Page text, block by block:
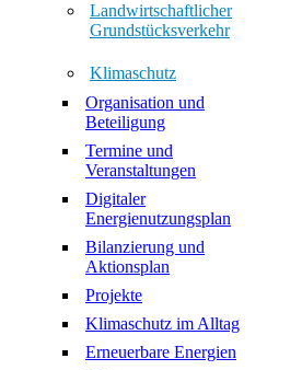
Landwirtschaftlicher
Grundstücksverkehr
Klimaschutz
Organisation und
Beteiligung
Termine und
Veranstaltungen
Digitaler
Energienutzungsplan
Bilanzierung und
Aktionsplan
Projekte
Klimaschutz im Alltag
Erneuerbare Energien